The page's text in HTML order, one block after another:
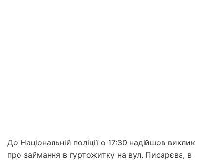
До Національній поліції о 17:30 надійшов виклик
про займання в гуртожитку на вул. Писарєва, в